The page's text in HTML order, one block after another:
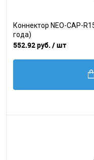
Коннектор NEO-CAP-
года)
552.92 руб. / шт